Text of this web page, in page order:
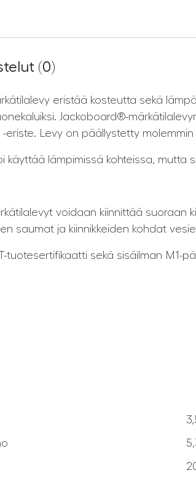
(0)
eristää kosteutta sekä
Jackoboard®-
-eriste. Levy on päällystetty
käyttää lämpimissä kohteissa, mutta
voidaan kiinnittää suoraan
saumat ja kiinnikkeiden kohdat
tuotesertifikaatti sekä sisäilman M1-